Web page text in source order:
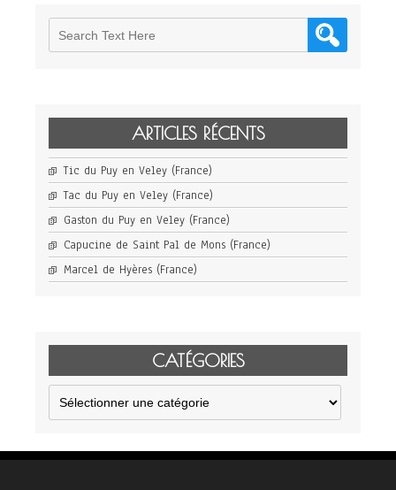
ARTICLES RÉCENTS
Tic du Puy en Veley (France)
Tac du Puy en Veley (France)
Gaston du Puy en Veley (France)
Capucine de Saint Pal de Mons (France)
Marcel de Hyères (France)
CATÉGORIES
Catégories